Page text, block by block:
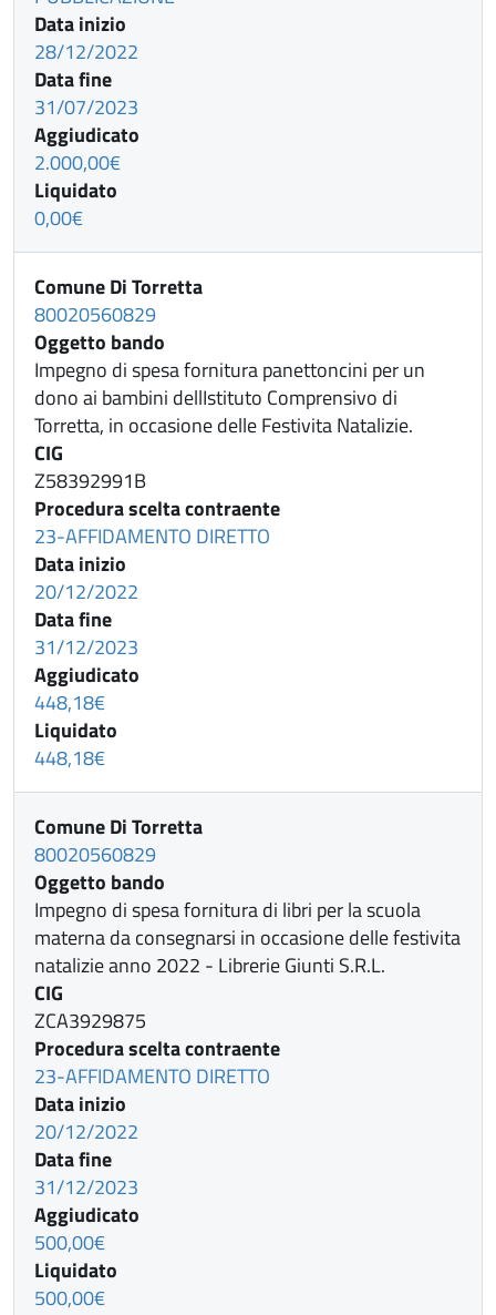
Data inizio
28/12/2022
Data fine
31/07/2023
Aggiudicato
2.000,00€
Liquidato
0,00€
Comune Di Torretta
80020560829
Oggetto bando
Impegno di spesa fornitura panettoncini per un
dono ai bambini dellIstituto Comprensivo di
Torretta, in occasione delle Festivita Natalizie.
CIG
Z58392991B
Procedura scelta contraente
23-AFFIDAMENTO DIRETTO
Data inizio
20/12/2022
Data fine
31/12/2023
Aggiudicato
448,18€
Liquidato
448,18€
Comune Di Torretta
80020560829
Oggetto bando
Impegno di spesa fornitura di libri per la scuola
materna da consegnarsi in occasione delle festivita
natalizie anno 2022 - Librerie Giunti S.R.L.
CIG
ZCA3929875
Procedura scelta contraente
23-AFFIDAMENTO DIRETTO
Data inizio
20/12/2022
Data fine
31/12/2023
Aggiudicato
500,00€
Liquidato
500,00€